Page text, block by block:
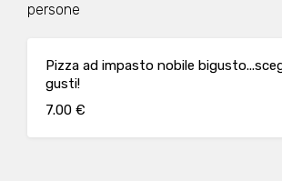
persone
Pizza ad impasto nobile
gusti!
7.00 €